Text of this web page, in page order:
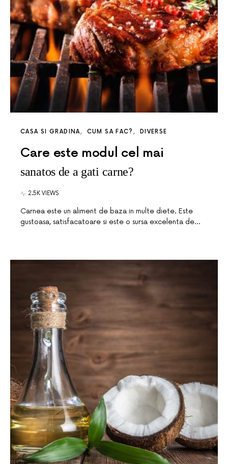
CASA SI GRADINA CUM SA FAC? DIVERSE
Care este modul cel mai
sanatos de a gati carne?
2.5K VIEWS
Carnea este un aliment de baza in multe diete. Este
gustoasa, satisfacatoare si este o sursa excelenta de…